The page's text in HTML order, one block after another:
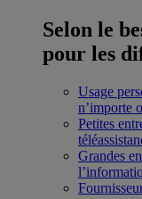
Selon le
pour les
Usage
n’importe
Petites
Grandes